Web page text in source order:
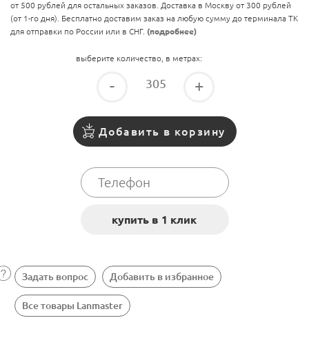
от 500 рублей для остальных заказов. Доставка в Москву от 300 рублей
(от 1-го дня). Бесплатно доставим заказ на любую сумму до терминала ТК
для отправки по России или в СНГ. (подробнее)
выберите количество, в метрах:
- +
Добавить в корзину
Задать вопрос Добавить в избранное
Все товары Lanmaster